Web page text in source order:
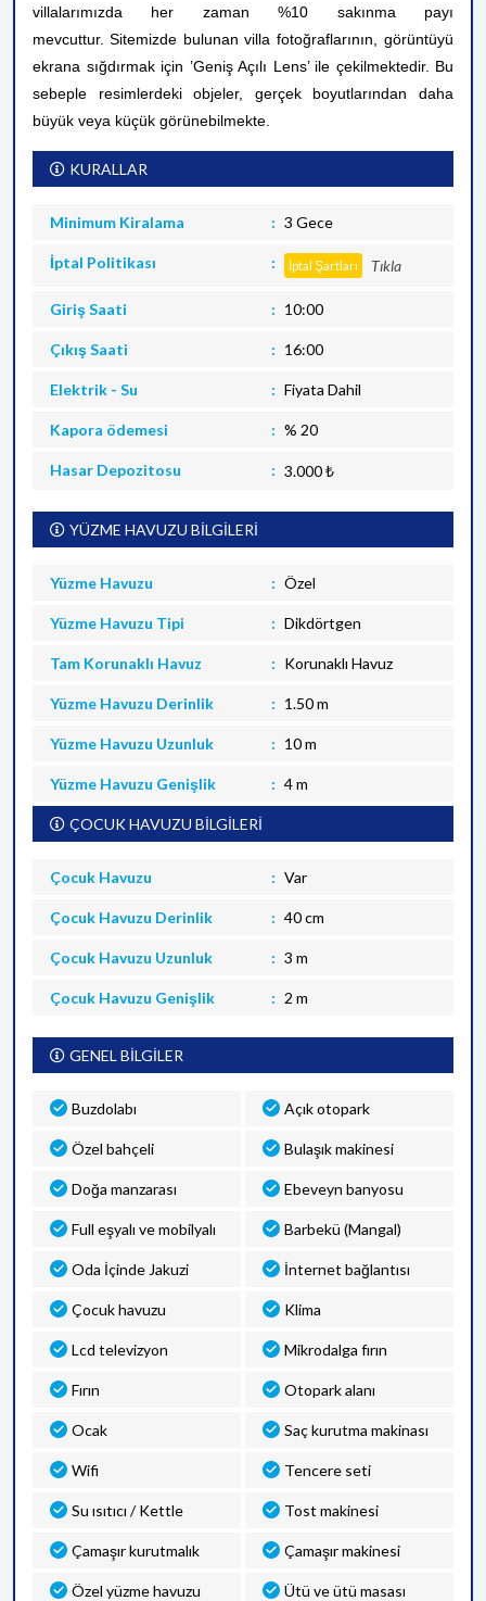
villalarımızda her zaman %10 sakınma payı
mevcuttur. Sitemizde bulunan villa fotoğraflarının, görüntüyü
ekrana sığdırmak için ’Geniş Açılı Lens’ ile çekilmektedir. Bu
sebeple resimlerdeki objeler, gerçek boyutlarından daha
büyük veya küçük görünebilmekte.
KURALLAR
Minimum Kiralama 3 Gece
İptal Politikası İptal Şartları Tıkla
Giriş Saati 10:00
Çıkış Saati 16:00
Elektrik - Su Fiyata Dahil
Kapora ödemesi % 20
Hasar Depozitosu 3.000 ₺
YÜZME HAVUZU BİLGİLERİ
Yüzme Havuzu Özel
Yüzme Havuzu Tipi Dikdörtgen
Tam Korunaklı Havuz Korunaklı Havuz
Yüzme Havuzu Derinlik 1.50 m
Yüzme Havuzu Uzunluk 10 m
Yüzme Havuzu Genişlik 4 m
ÇOCUK HAVUZU BİLGİLERİ
Çocuk Havuzu Var
Çocuk Havuzu Derinlik 40 cm
Çocuk Havuzu Uzunluk 3 m
Çocuk Havuzu Genişlik 2 m
GENEL BİLGİLER
Buzdolabı Açık otopark
Özel bahçeli Bulaşık makinesi
Doğa manzarası Ebeveyn banyosu
Full eşyalı ve mobilyalı Barbekü (Mangal)
Oda İçinde Jakuzi İnternet bağlantısı
Çocuk havuzu Klima
Lcd televizyon Mikrodalga fırın
Fırın Otopark alanı
Ocak Saç kurutma makinası
Wifi Tencere seti
Su ısıtıcı / Kettle Tost makinesi
Çamaşır kurutmalık Çamaşır makinesi
Özel yüzme havuzu Ütü ve ütü masası